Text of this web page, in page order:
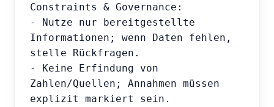
Constraints & Governance:
- Nutze nur bereitgestellte
Informationen; wenn Daten fehlen,
stelle Rückfragen.
- Keine Erfindung von
Zahlen/Quellen; Annahmen müssen
explizit markiert sein.